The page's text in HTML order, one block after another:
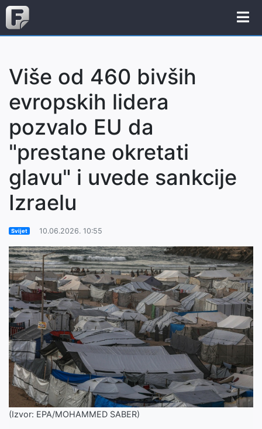
Više od 460 bivših
evropskih lidera
pozvalo EU da
"prestane okretati
glavu" i uvede sankcije
Izraelu
Svijet 10.06.2026. 10:55
(Izvor: EPA/MOHAMMED SABER)